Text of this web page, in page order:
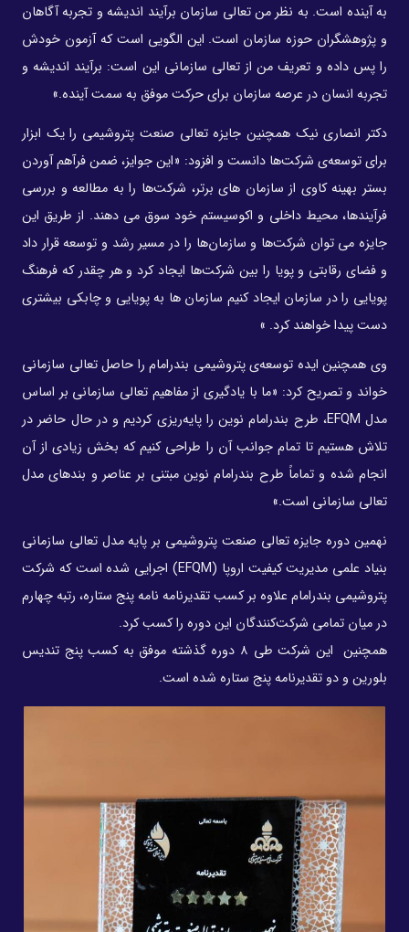
به آینده است. به نظر من تعالی سازمان برآیند اندیشه و تجربه آگاهان
و پژوهشگران حوزه سازمان است. این الگویی است که آزمون خودش
را پس داده و تعریف من از تعالی سازمانی این است: برآیند اندیشه و
تجربه انسان در عرصه سازمان برای حرکت موفق به سمت آینده.»
دکتر انصاری نیک همچنین جایزه تعالی صنعت پتروشیمی را یک ابزار
برای توسعه‌ی شرکت‌ها دانست و افزود: «این جوایز، ضمن فرآهم آوردن
بستر بهینه کاوی از سازمان های برتر، شرکت‌ها را به مطالعه و بررسی
فرآیندها، محیط داخلی و اکوسیستم خود سوق می دهند. از طریق این
جایزه می توان شرکت‌ها و سازمان‌ها را در مسیر رشد و توسعه قرار داد
و فضای رقابتی و پویا را بین شرکت‌ها ایجاد کرد و هر چقدر که فرهنگ
پویایی را در سازمان ایجاد کنیم سازمان ها به پویایی و چابکی بیشتری
دست پیدا خواهند کرد. »
وی همچنین ایده توسعه‌ی پتروشیمی بندرامام را حاصل تعالی سازمانی
خواند و تصریح کرد: «ما با یادگیری از مفاهیم تعالی سازمانی بر اساس
مدل EFQM، طرح بندرامام نوین را پایه‌ریزی کردیم و در حال حاضر در
تلاش هستیم تا تمام جوانب آن را طراحی کنیم که بخش زیادی از آن
انجام شده و تماماً طرح بندرامام نوین مبتنی بر عناصر و بند‌های مدل
تعالی سازمانی است.»
نهمین دوره جایزه تعالی صنعت پتروشیمی بر پایه مدل تعالی سازمانی
بنیاد علمی مدیریت کیفیت اروپا (EFQM) اجرایی شده است که شرکت
پتروشیمی بندرامام علاوه بر کسب تقدیرنامه نامه پنج ستاره، رتبه چهارم
در میان تمامی شرکت‌کنندگان این دوره را کسب کرد.
همچنین این شرکت طی ۸ دوره گذشته موفق به کسب پنج تندیس
بلورین و دو تقدیرنامه پنج ستاره شده است.